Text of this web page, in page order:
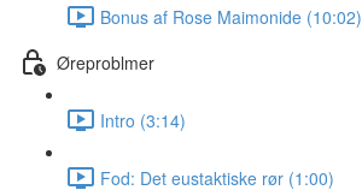
Bonus af Rose Maimonide (10:02)
Øreproblmer
Intro (3:14)
Fod: Det eustaktiske rør (1:00)